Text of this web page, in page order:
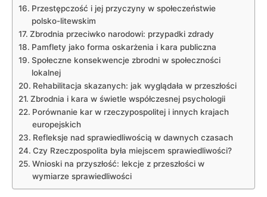
Przestępczość i jej przyczyny w społeczeństwie
polsko-litewskim
Zbrodnia przeciwko narodowi: przypadki zdrady
Pamflety jako forma oskarżenia i kara publiczna
Społeczne konsekwencje zbrodni w społeczności
lokalnej
Rehabilitacja skazanych: jak wyglądała w przeszłości
Zbrodnia i kara w świetle współczesnej psychologii
Porównanie kar w rzeczypospolitej i innych krajach
europejskich
Refleksje nad sprawiedliwością w dawnych czasach
Czy Rzeczpospolita była miejscem sprawiedliwości?
Wnioski na przyszłość: lekcje z przeszłości w
wymiarze sprawiedliwości